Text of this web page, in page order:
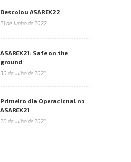
Descolou ASAREX22
21 de Junho de 2022
ASAREX21: Safe on the
ground
30 de Julho de 2021
Primeiro dia Operacional no
ASAREX21
28 de Julho de 2021